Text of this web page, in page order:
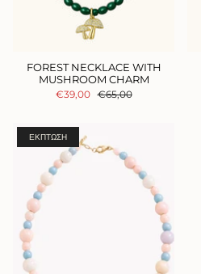
FOREST NECKLACE WITH
MUSHROOM CHARM
€39,00 €65,00
ΈΚΠΤΩΣΗ